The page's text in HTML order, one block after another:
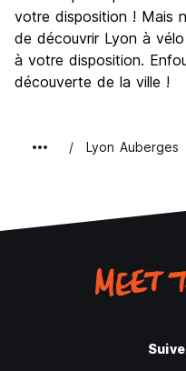
votre disposition ! Mais
de découvrir Lyon à
à votre disposition.
découverte de la ville !
Lyon Auberges